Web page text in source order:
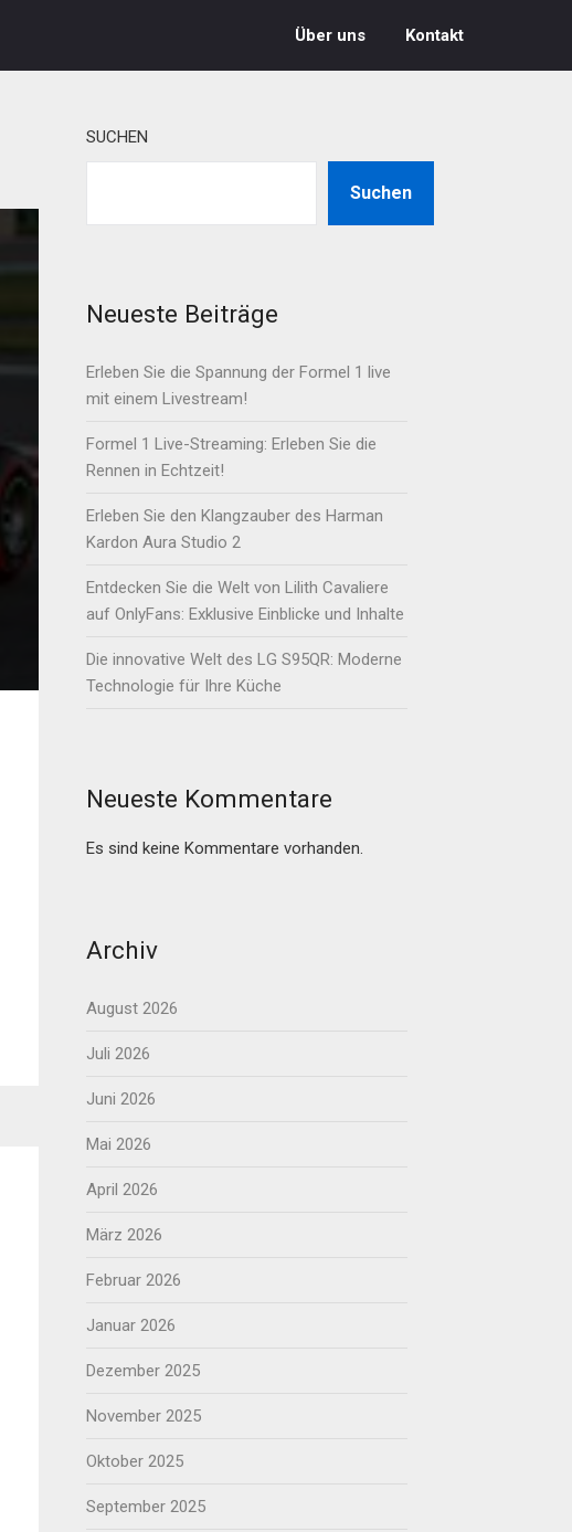
Über uns Kontakt
SUCHEN
Suchen
Neueste Beiträge
Erleben Sie die Spannung der Formel 1 live
mit einem Livestream!
Formel 1 Live-Streaming: Erleben Sie die
Rennen in Echtzeit!
Erleben Sie den Klangzauber des Harman
Kardon Aura Studio 2
Entdecken Sie die Welt von Lilith Cavaliere
auf OnlyFans: Exklusive Einblicke und Inhalte
Die innovative Welt des LG S95QR: Moderne
Technologie für Ihre Küche
Neueste Kommentare
Es sind keine Kommentare vorhanden.
Archiv
August 2026
Juli 2026
Juni 2026
Mai 2026
April 2026
März 2026
Februar 2026
Januar 2026
Dezember 2025
November 2025
Oktober 2025
September 2025